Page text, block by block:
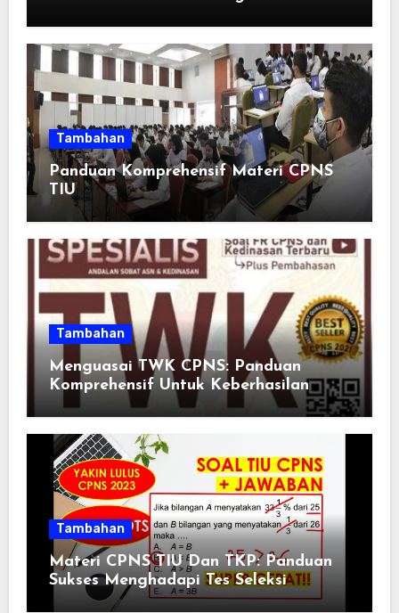
Momen Spesial Semakin Berarti
Tambahan
Panduan Komprehensif Materi CPNS
TIU
Tambahan
Menguasai TWK CPNS: Panduan
Komprehensif Untuk Keberhasilan
Tambahan
Materi CPNS TIU Dan TKP: Panduan
Sukses Menghadapi Tes Seleksi